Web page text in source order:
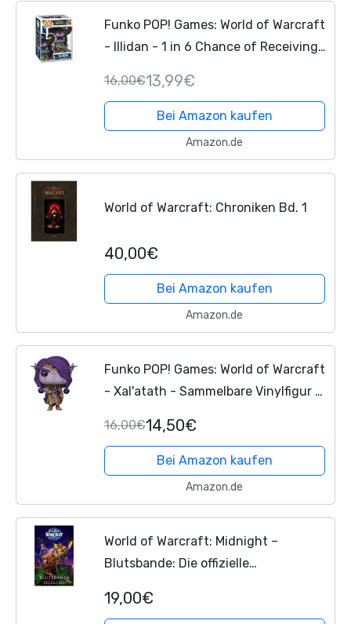
Funko POP! Games: World of Warcraft
- Illidan - 1 in 6 Chance of Receiving
Vary - Sammelbare Vinylfigur -
Geschenkidee -...
16,00€13,99€
Bei Amazon kaufen
Amazon.de
World of Warcraft: Chroniken Bd. 1
40,00€
Bei Amazon kaufen
Amazon.de
Funko POP! Games: World of Warcraft
- Xal'atath - Sammelbare Vinylfigur -
Merchandise - Spielzeug für Kinder &
Erwachsene -...
16,00€14,50€
Bei Amazon kaufen
Amazon.de
World of Warcraft: Midnight –
Blutsbande: Die offizielle
19,00€